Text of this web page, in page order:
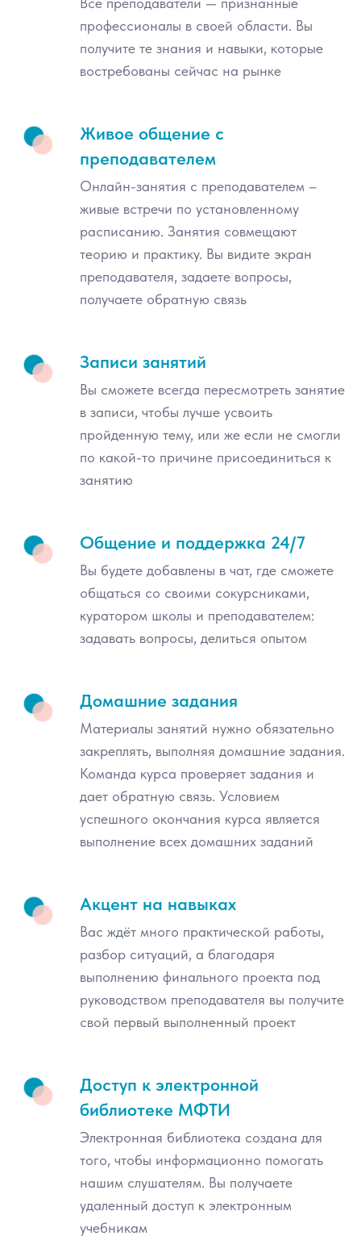
профессионалы в своей области. Вы
получите те знания и навыки, которые
востребованы сейчас на рынке
Живое общение с
преподавателем
Онлайн-занятия с преподавателем –
живые встречи по установленному
расписанию. Занятия совмещают
теорию и практику. Вы видите экран
преподавателя, задаете вопросы,
получаете обратную связь
Записи занятий
Вы сможете всегда пересмотреть занятие
в записи, чтобы лучше усвоить
пройденную тему, или же если не смогли
по какой-то причине присоединиться к
занятию
Общение и поддержка 24/7
Вы будете добавлены в чат, где сможете
общаться со своими сокурсниками,
куратором школы и преподавателем:
задавать вопросы, делиться опытом
Домашние задания
Материалы занятий нужно обязательно
закреплять, выполняя домашние задания.
Команда курса проверяет задания и
дает обратную связь. Условием
успешного окончания курса является
выполнение всех домашних заданий
Акцент на навыках
Вас ждёт много практической работы,
разбор ситуаций, а благодаря
выполнению финального проекта под
руководством преподавателя вы получите
свой первый выполненный проект
Доступ к электронной
библиотеке МФТИ
Электронная библиотека создана для
того, чтобы информационно помогать
нашим слушателям. Вы получаете
удаленный доступ к электронным
учебникам
атематики и
нформатикиМФТИ
научных лабораторий, в которых
рождается прогресс
преподавателей с учёными степенями
интегрированных с университетом